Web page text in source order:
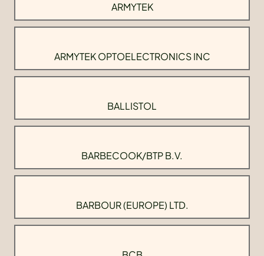
ARMYTEK
ARMYTEK OPTOELECTRONICS INC
BALLISTOL
BARBECOOK/BTP B.V.
BARBOUR (EUROPE) LTD.